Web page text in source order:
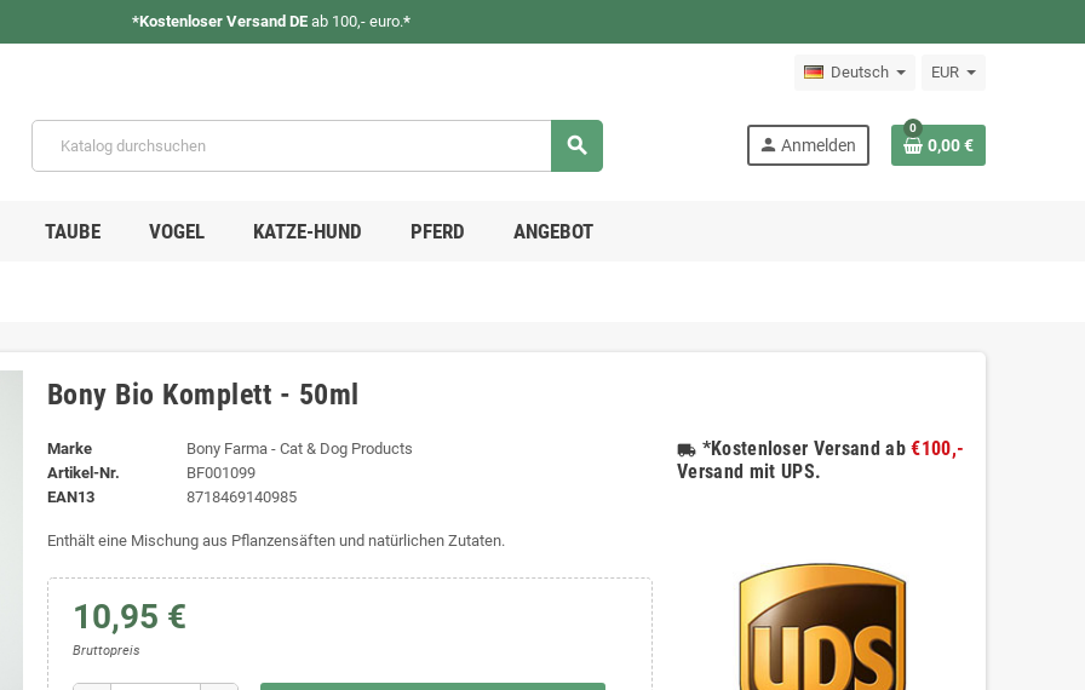
*Kostenloser Versand DE ab 100,- euro.*
Deutsch EUR
search person Anmelden
0
0,00 €
TAUBE VOGEL KATZE-HUND PFERD ANGEBOT
Bony Bio Komplett - 50ml
Marke
Bony Farma - Cat & Dog Products
Artikel-Nr.
BF001099
EAN13
8718469140985
Enthält eine Mischung aus Pflanzensäften und natürlichen Zutaten.
10,95 €
Bruttopreis
local_shipping *Kostenloser Versand ab€100,-
Versand mit UPS.